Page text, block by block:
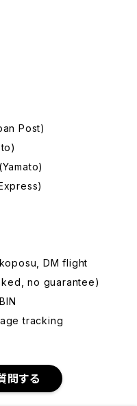
問する
Post)
DM flight
no guarantee)
tracking